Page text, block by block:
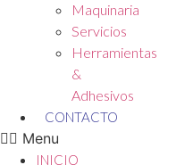
Maquinaria
Servicios
Herramientas
&
Adhesivos
CONTACTO
Menu
INICIO